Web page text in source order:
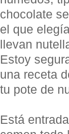
chocolate
el que
llevan
Estoy
una receta
tu pote de
Está